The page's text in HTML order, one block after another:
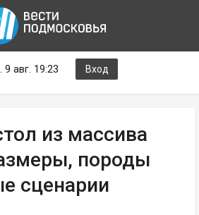
9 авг. 19:23 Вход
из массива
породы
сценарии